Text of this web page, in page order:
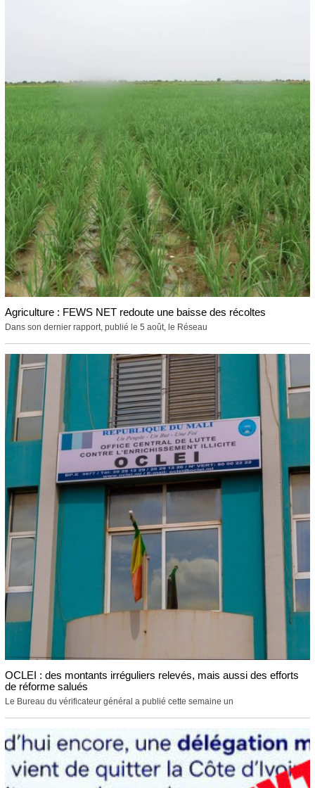
Agriculture : FEWS NET redoute une baisse des récoltes
Dans son dernier rapport, publié le 5 août, le Réseau
OCLEI : des montants irréguliers relevés, mais aussi des efforts
de réforme salués
Le Bureau du vérificateur général a publié cette semaine un